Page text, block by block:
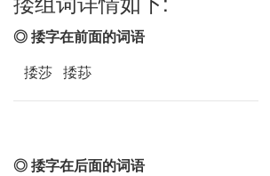
◎ 捼字在前面的词语
捼莎 捼莏
◎ 捼字在后面的词语